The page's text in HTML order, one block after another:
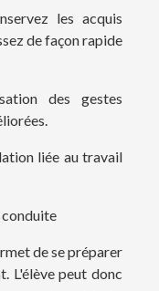
les acquis
de façon rapide
des gestes
liée au travail
conduite
de se préparer
L'élève peut donc